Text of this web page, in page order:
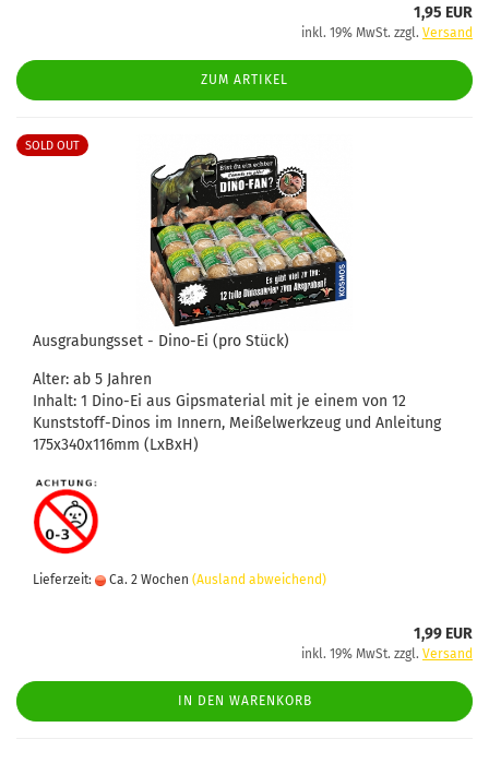
1,95 EUR
inkl. 19% MwSt. zzgl. Versand
ZUM ARTIKEL
SOLD OUT
Ausgrabungsset - Dino-Ei (pro Stück)
Alter: ab 5 Jahren
Inhalt: 1 Dino-Ei aus Gipsmaterial mit je einem von 12
Kunststoff-Dinos im Innern, Meißelwerkzeug und Anleitung
175x340x116mm (LxBxH)
Lieferzeit: Ca. 2 Wochen (Ausland abweichend)
1,99 EUR
inkl. 19% MwSt. zzgl. Versand
IN DEN WARENKORB